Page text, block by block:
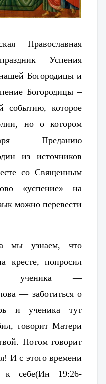
Православная
Успения
Богородицы и
Богородицы –
событию, которое
но о котором
Преданию
из источников
со Священным
«успение» на
можно перевести
мы узнаем, что
кресте, попросил
ученика —
— заботиться о
и ученика тут
говорит Матери
Потом говорит
И с этого времени
к себе(Ин 19:26-